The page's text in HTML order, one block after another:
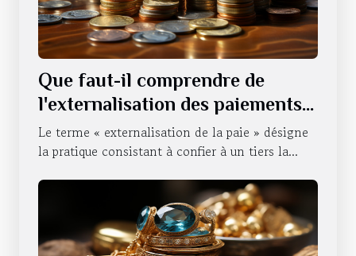
Que faut-il comprendre de
l'externalisation des paiements
d'une entreprise ?
Le terme « externalisation de la paie » désigne
la pratique consistant à confier à un tiers la...